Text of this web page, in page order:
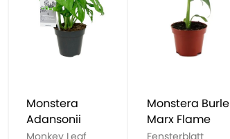
Monstera
Adansonii
Monstera Burle
Marx Flame